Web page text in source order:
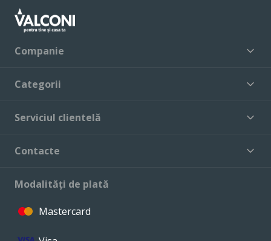
Companie
Categorii
Serviciul clientelă
Contacte
Modalități de plată
Mastercard